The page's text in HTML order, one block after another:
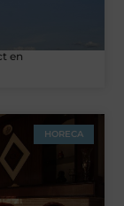
en
HORECA